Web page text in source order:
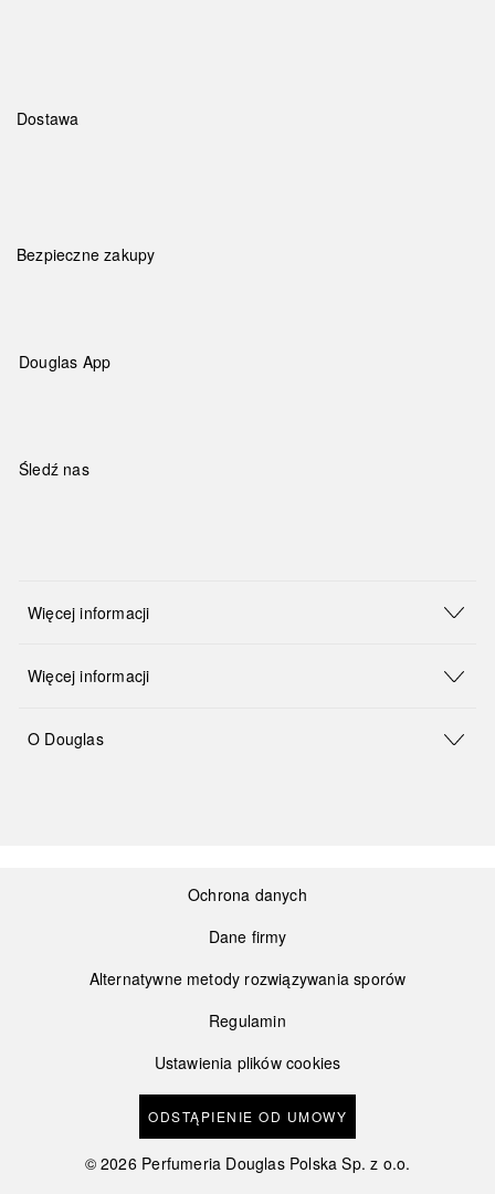
Dostawa
Bezpieczne zakupy
Douglas App
Śledź nas
Więcej informacji
Więcej informacji
O Douglas
Ochrona danych
Dane firmy
Alternatywne metody rozwiązywania sporów
Regulamin
Ustawienia plików cookies
ODSTĄPIENIE OD UMOWY
©2026 Perfumeria Douglas Polska Sp. z o.o.